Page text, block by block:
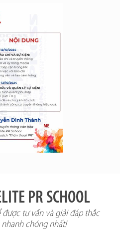
PR SCHOOL
tư vấn và giải đáp thắc
chóng nhất!